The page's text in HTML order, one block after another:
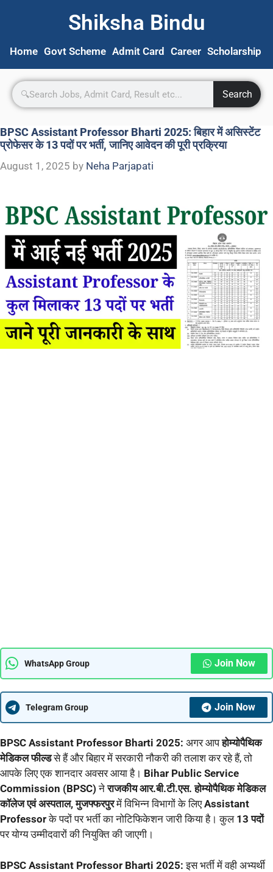
Shiksha Bindu
Home Govt Scheme Admit Card Career Scholarship
Search
BPSC Assistant Professor Bharti 2025: बिहार में असिस्टेंट
प्रोफेसर के 13 पदों पर भर्ती, जानिए आवेदन की पूरी प्रक्रिया
August 1, 2025 by Neha Parjapati
WhatsApp Group Join Now
Telegram Group Join Now
BPSC Assistant Professor Bharti 2025: अगर आपहोम्योपैथिक
मेडिकल फील्डसे हैं और बिहार में सरकारी नौकरी की तलाश कर रहे हैं, तो
आपके लिए एक शानदार अवसर आया है। Bihar Public Service
Commission (BPSC) नेराजकीय आर.बी.टी.एस. होम्योपैथिक मेडिकल
कॉलेज एवं अस्पताल, मुजफ्फरपुरमें विभिन्न विभागों के लिएAssistant
Professorके पदों पर भर्ती का नोटिफिकेशन जारी किया है। कुल 13 पदों
पर योग्य उम्मीदवारों की नियुक्ति की जाएगी।
BPSC Assistant Professor Bharti 2025: इस भर्ती में वही अभ्यर्थी